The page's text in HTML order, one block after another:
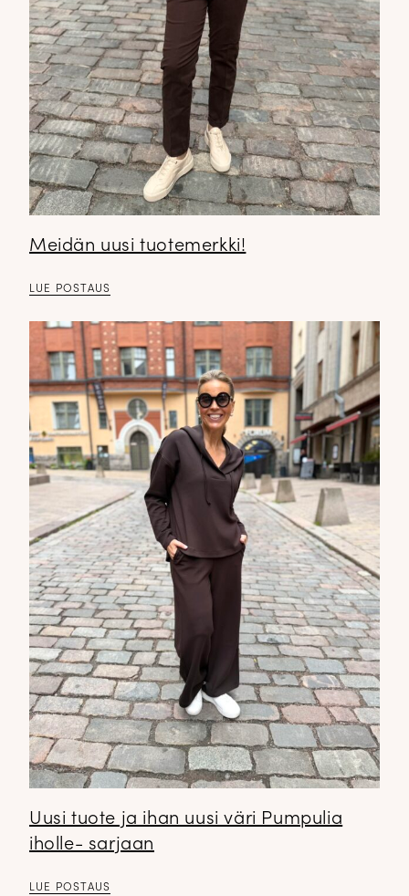
Meidän uusi tuotemerkki!
LUE POSTAUS
Uusi tuote ja ihan uusi väri Pumpulia
iholle- sarjaan
LUE POSTAUS